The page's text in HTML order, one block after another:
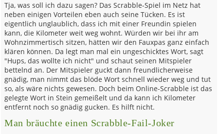
Tja, was soll ich dazu sagen? Das Scrabble-Spiel im Netz hat
neben einigen Vorteilen eben auch seine Tücken. Es ist
eigentlich unglaublich, dass ich mit einer Freundin spielen
kann, die Kilometer weit weg wohnt. Würden wir bei ihr am
Wohnzimmertisch sitzen, hätten wir den Fauxpas ganz einfach
klären können. Da legt man mal ein ungeschicktes Wort, sagt
"Hups, das wollte ich nicht" und schaut seinen Mitspieler
bettelnd an. Der Mitspieler guckt dann freundlicherweise
gnädig, man nimmt das blöde Wort schnell wieder weg und tut
so, als wäre nichts gewesen. Doch beim Online-Scrabble ist das
gelegte Wort in Stein gemeißelt und da kann ich Kilometer
entfernt noch so gnädig gucken. Es hilft nicht.
Man bräuchte einen Scrabble-Fail-Joker